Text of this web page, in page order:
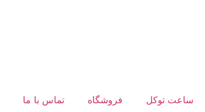
ساعت توکل فروشگاه تماس با ما